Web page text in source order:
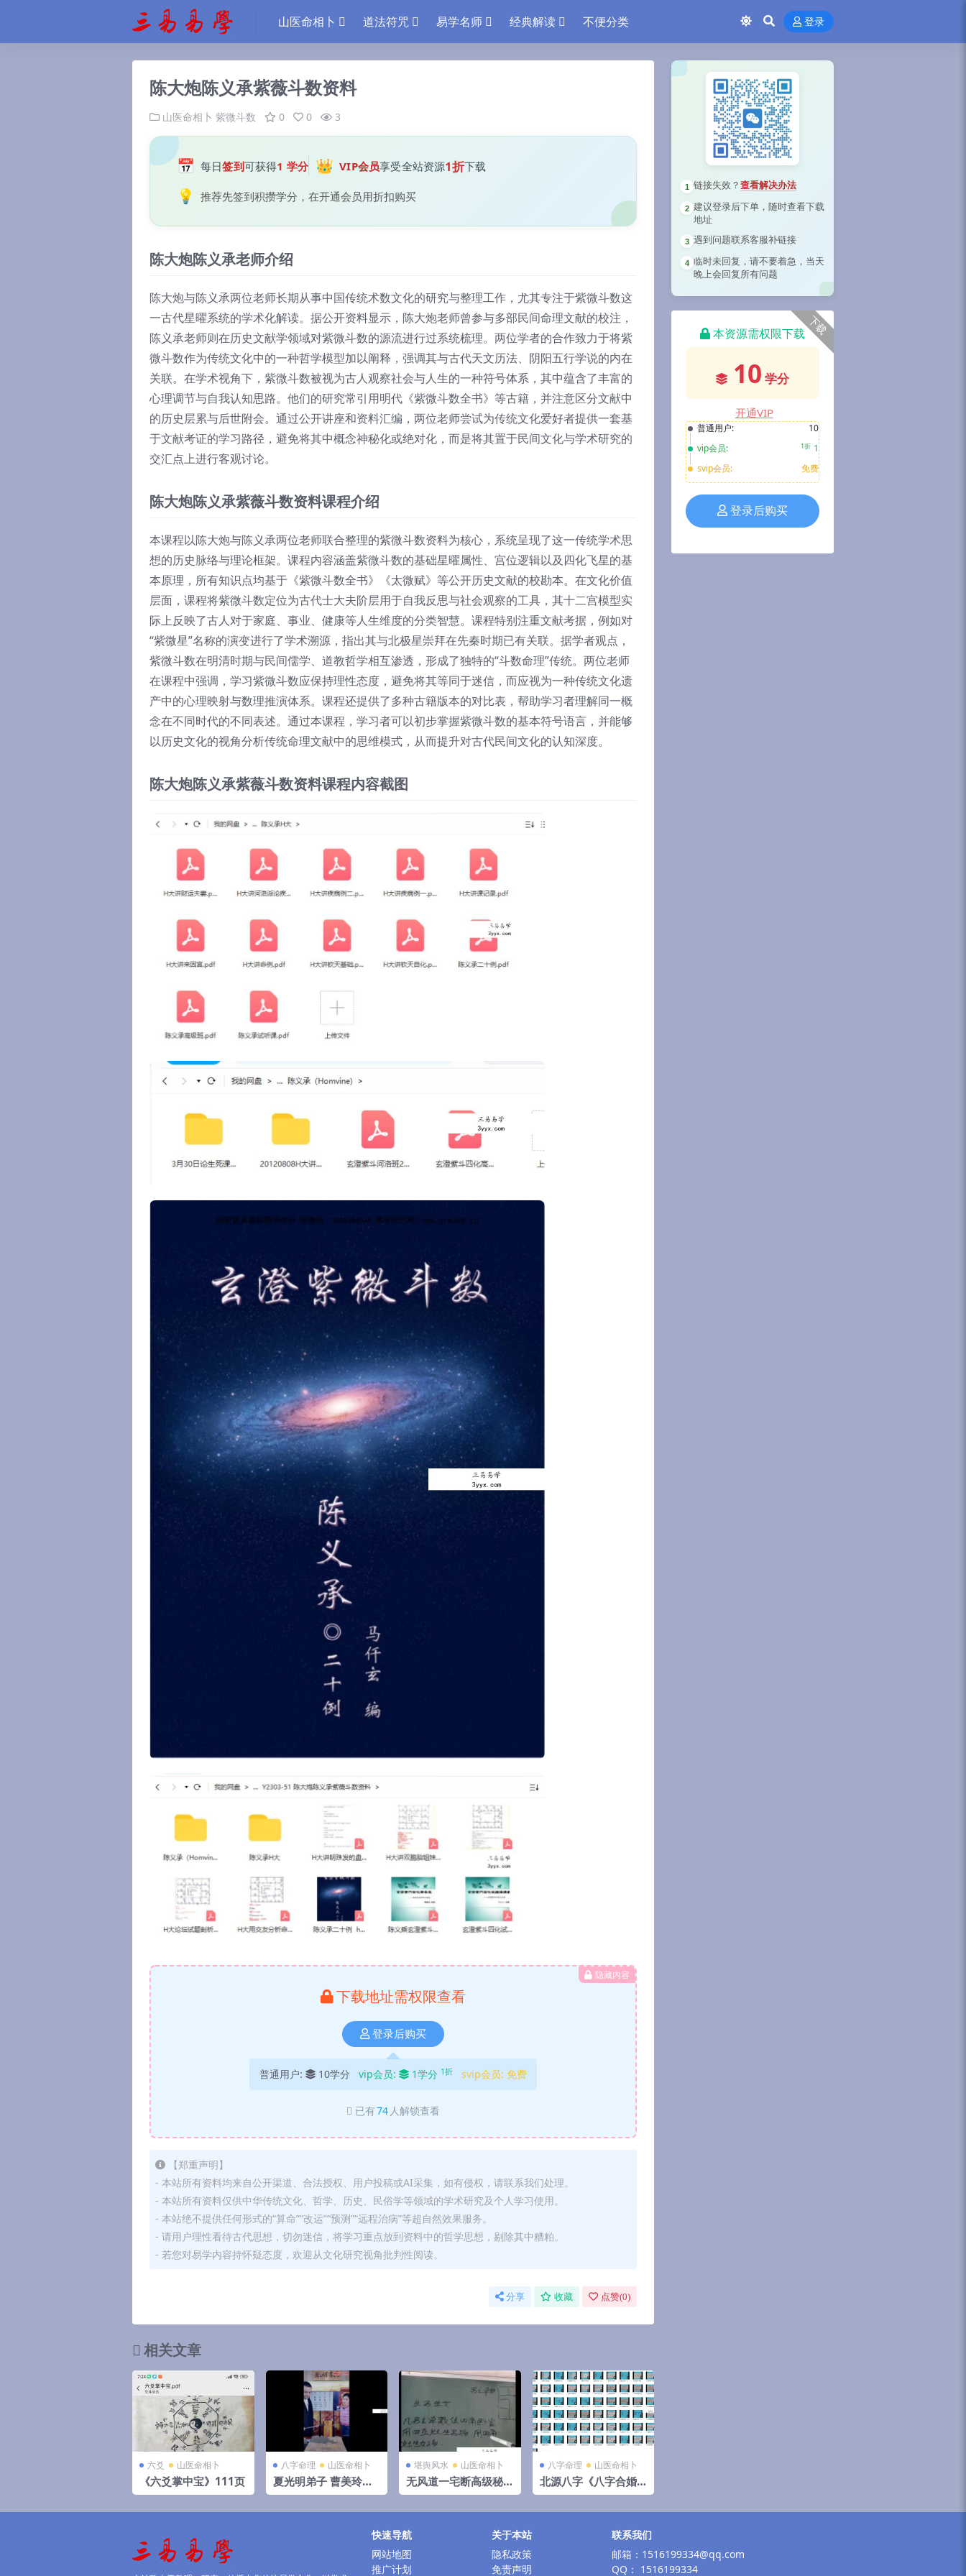
山医命相卜 道法符咒 易学名师 经典解读 不便分类 登录
陈大炮陈义承紫薇斗数资料
山医命相卜 紫微斗数 0 0 3
📅 每日签到可获得1 学分 👑 VIP会员享受全站资源1折下载
💡 推荐先签到积攒学分，在开通会员用折扣购买
陈大炮陈义承老师介绍
陈大炮与陈义承两位老师长期从事中国传统术数文化的研究与整理工作，尤其专注于紫微斗数这
一古代星曜系统的学术化解读。据公开资料显示，陈大炮老师曾参与多部民间命理文献的校注，
陈义承老师则在历史文献学领域对紫微斗数的源流进行过系统梳理。两位学者的合作致力于将紫
微斗数作为传统文化中的一种哲学模型加以阐释，强调其与古代天文历法、阴阳五行学说的内在
关联。在学术视角下，紫微斗数被视为古人观察社会与人生的一种符号体系，其中蕴含了丰富的
心理调节与自我认知思路。他们的研究常引用明代《紫微斗数全书》等古籍，并注意区分文献中
的历史层累与后世附会。通过公开讲座和资料汇编，两位老师尝试为传统文化爱好者提供一套基
于文献考证的学习路径，避免将其中概念神秘化或绝对化，而是将其置于民间文化与学术研究的
交汇点上进行客观讨论。
陈大炮陈义承紫薇斗数资料课程介绍
本课程以陈大炮与陈义承两位老师联合整理的紫微斗数资料为核心，系统呈现了这一传统学术思
想的历史脉络与理论框架。课程内容涵盖紫微斗数的基础星曜属性、宫位逻辑以及四化飞星的基
本原理，所有知识点均基于《紫微斗数全书》《太微赋》等公开历史文献的校勘本。在文化价值
层面，课程将紫微斗数定位为古代士大夫阶层用于自我反思与社会观察的工具，其十二宫模型实
际上反映了古人对于家庭、事业、健康等人生维度的分类智慧。课程特别注重文献考据，例如对
“紫微星”名称的演变进行了学术溯源，指出其与北极星崇拜在先秦时期已有关联。据学者观点，
紫微斗数在明清时期与民间儒学、道教哲学相互渗透，形成了独特的“斗数命理”传统。两位老师
在课程中强调，学习紫微斗数应保持理性态度，避免将其等同于迷信，而应视为一种传统文化遗
产中的心理映射与数理推演体系。课程还提供了多种古籍版本的对比表，帮助学习者理解同一概
念在不同时代的不同表述。通过本课程，学习者可以初步掌握紫微斗数的基本符号语言，并能够
以历史文化的视角分析传统命理文献中的思维模式，从而提升对古代民间文化的认知深度。
陈大炮陈义承紫薇斗数资料课程内容截图
隐藏内容
下载地址需权限查看
登录后购买
普通用户: 10学分 vip会员: 1学分 1折 svip会员: 免费
已有74 人解锁查看
【郑重声明】
- 本站所有资料均来自公开渠道、合法授权、用户投稿或AI采集，如有侵权，请联系我们处理。
- 本站所有资料仅供中华传统文化、哲学、历史、民俗学等领域的学术研究及个人学习使用。
- 本站绝不提供任何形式的“算命”“改运”“预测”“远程治病”等超自然效果服务。
- 请用户理性看待古代思想，切勿迷信，将学习重点放到资料中的哲学思想，剔除其中糟粕。
- 若您对易学内容持怀疑态度，欢迎从文化研究视角批判性阅读。
分享 收藏 点赞(0)
相关文章
六爻 山医命相卜
《六爻掌中宝》111页
八字命理 山医命相卜
夏光明弟子 曹美玲老
师&德啸老师《四柱八
堪舆风水 山医命相卜
无风道一宅断高级秘
断课60个小视频
八字命理 山医命相卜
北源八字《八字合婚
断法教学课程》视频
1 链接失效？ 查看解决办法
2 建议登录后下单，随时查看下载
地址
3 遇到问题联系客服补链接
4 临时未回复，请不要着急，当天
晚上会回复所有问题
下载
本资源需权限下载
10 学分
开通VIP
普通用户:
10
vip会员:
1折 1
svip会员:
免费
登录后购买
快速导航
网站地图
推广计划
关于本站
隐私政策
免责声明
联系我们
邮箱：1516199334@qq.com
QQ： 1516199334